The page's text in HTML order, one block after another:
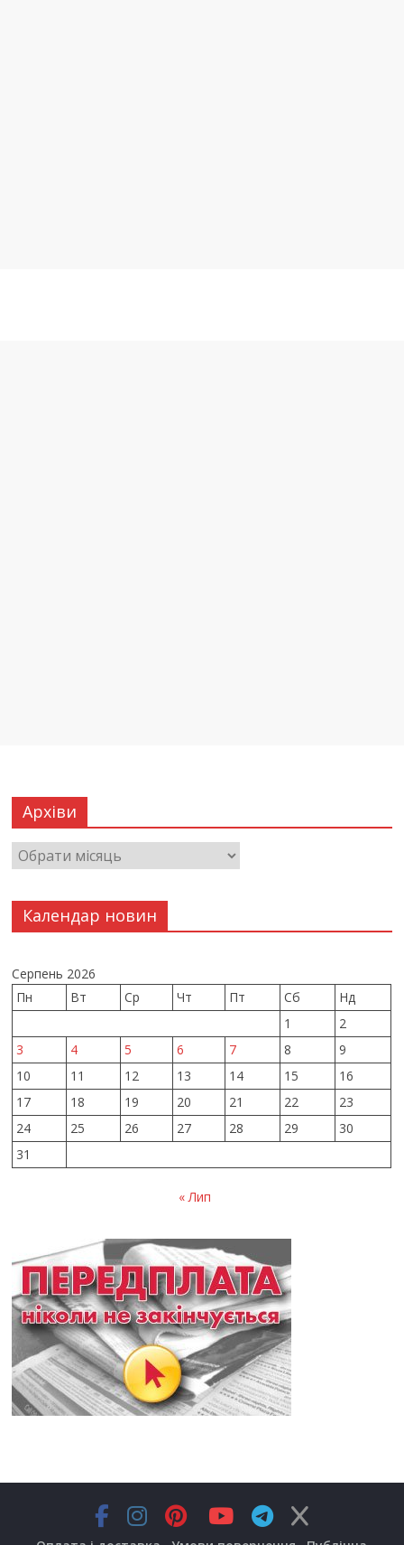
Архіви
Календар новин
Серпень 2026
Пн
Вт Ср Чт Пт Сб
Нд
1
2
3
4 5 6 7 8
9
10
11 12 13 14 15
16
17
18 19 20 21 22
23
24
25 26 27 28 29
30
31
« Лип